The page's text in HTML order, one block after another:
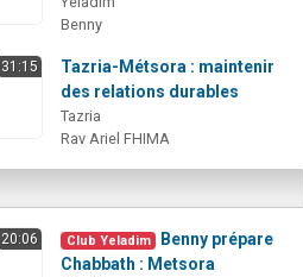
Benny
31:15
Tazria-Métsora : maintenir
des relations durables
Tazria
Rav Ariel FHIMA
20:06 Club Yeladim
Benny prépare
Chabbath : Metsora